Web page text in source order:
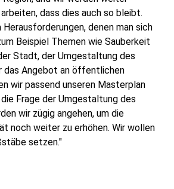
dass dies auch so bleibt.
denen man sich
Beispiel Themen wie Sauberkeit
Stadt, der Umgestaltung des
das Angebot an öffentlichen
wir passend unseren Masterplan
Frage der Umgestaltung des
wir zügig angehen, um die
noch weiter zu erhöhen. Wir wollen
setzen."